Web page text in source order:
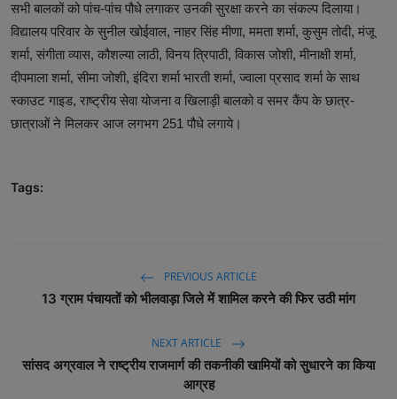
सभी बालकों को पांच-पांच पौधे लगाकर उनकी सुरक्षा करने का संकल्प दिलाया।
विद्यालय परिवार के सुनील खोईवाल, नाहर सिंह मीणा, ममता शर्मा, कुसुम तोदी, मंजू
शर्मा, संगीता व्यास, कौशल्या लाठी, विनय त्रिपाठी, विकास जोशी, मीनाक्षी शर्मा,
दीपमाला शर्मा, सीमा जोशी, इंदिरा शर्मा भारती शर्मा, ज्वाला प्रसाद शर्मा के साथ
स्काउट गाइड, राष्ट्रीय सेवा योजना व खिलाड़ी बालको व समर कैंप के छात्र-
छात्राओं ने मिलकर आज लगभग 251 पौधे लगाये।
Tags:
PREVIOUS ARTICLE
13 ग्राम पंचायतों को भीलवाड़ा जिले में शामिल करने की फिर उठी मांग
NEXT ARTICLE
सांसद अग्रवाल ने राष्ट्रीय राजमार्ग की तकनीकी खामियों को सुधारने का किया
आग्रह